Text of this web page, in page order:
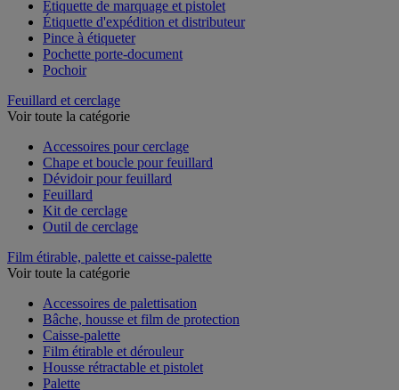
Étiquette de marquage et pistolet
Étiquette d'expédition et distributeur
Pince à étiqueter
Pochette porte-document
Feuillard et cerclage
Accessoires pour cerclage
Chape et boucle pour feuillard
Dévidoir pour feuillard
Feuillard
Kit de cerclage
Film étirable, palette et caisse-palette
Accessoires de palettisation
Bâche, housse et film de protection
Caisse-palette
Film étirable et dérouleur
Housse rétractable et pistolet